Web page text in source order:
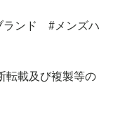
ランド #メンズハ
転載及び複製等の